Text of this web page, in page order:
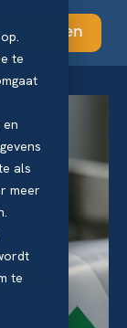
te
als
meer
te
Abonneren